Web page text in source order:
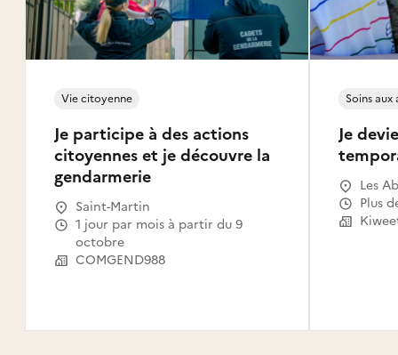
Je participe à des actions
citoyennes et je découvre la
gendarmerie
Vie citoyenne
Saint-Martin
1 jour par mois à partir du 9
octobre
COMGEND988
Je
Soins aux
Les
Le
Plus